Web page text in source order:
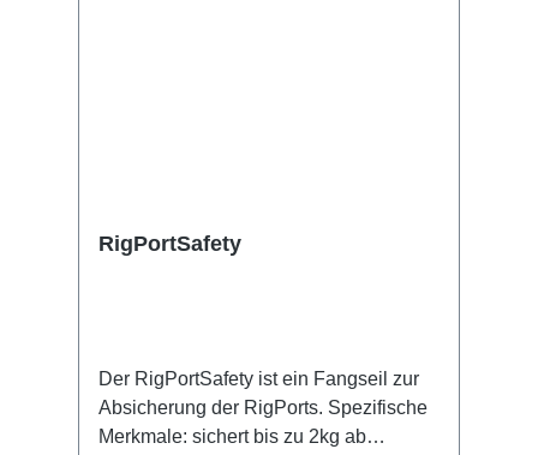
RigPortSafety
Der RigPortSafety ist ein Fangseil zur
Absicherung der RigPorts. Spezifische
Merkmale: sichert bis zu 2kg ab